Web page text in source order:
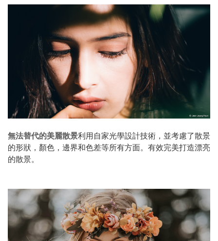
無法替代的美麗散景利用自家光學設計技術，並考慮了散景
的形狀，顏色，邊界和色差等所有方面。有效完美打造漂亮
的散景。